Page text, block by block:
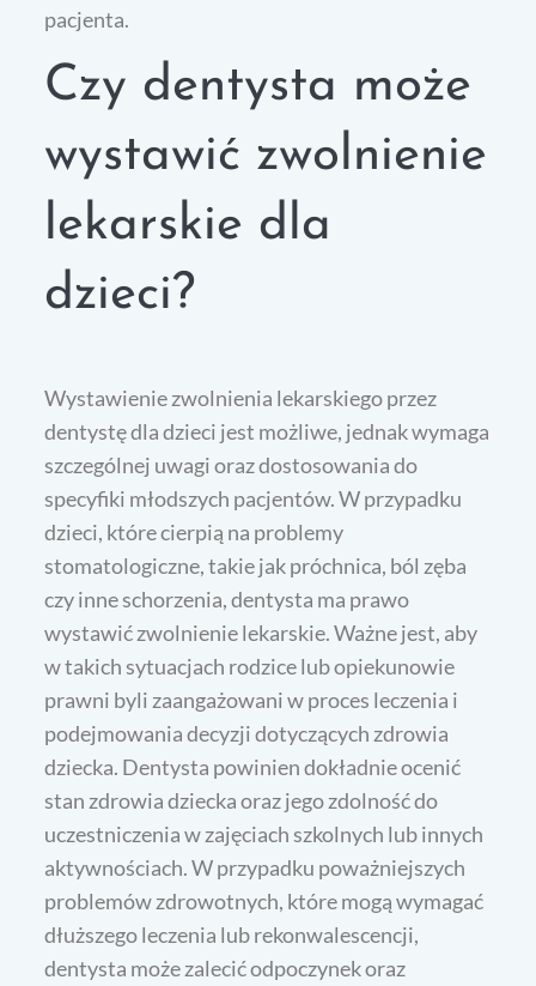
pacjenta.
Czy dentysta może
wystawić zwolnienie
lekarskie dla
dzieci?
Wystawienie zwolnienia lekarskiego przez
dentystę dla dzieci jest możliwe, jednak wymaga
szczególnej uwagi oraz dostosowania do
specyfiki młodszych pacjentów. W przypadku
dzieci, które cierpią na problemy
stomatologiczne, takie jak próchnica, ból zęba
czy inne schorzenia, dentysta ma prawo
wystawić zwolnienie lekarskie. Ważne jest, aby
w takich sytuacjach rodzice lub opiekunowie
prawni byli zaangażowani w proces leczenia i
podejmowania decyzji dotyczących zdrowia
dziecka. Dentysta powinien dokładnie ocenić
stan zdrowia dziecka oraz jego zdolność do
uczestniczenia w zajęciach szkolnych lub innych
aktywnościach. W przypadku poważniejszych
problemów zdrowotnych, które mogą wymagać
dłuższego leczenia lub rekonwalescencji,
dentysta może zalecić odpoczynek oraz